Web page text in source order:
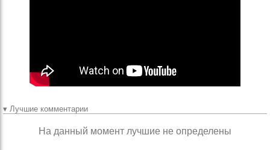
▾ Лучшие комментарии
На данный момент лучшие не определены